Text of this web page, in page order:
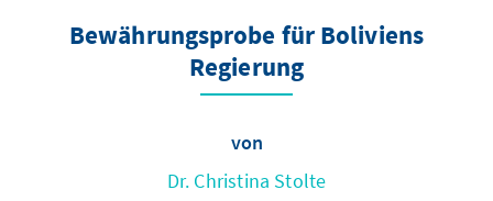
Bewährungsprobe für Boliviens
Regierung
von
Dr. Christina Stolte